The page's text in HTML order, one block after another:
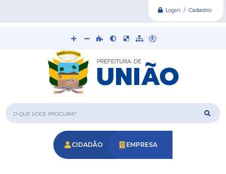
Login / Cadastro
O que voce procura?
CIDADÃO EMPRESA